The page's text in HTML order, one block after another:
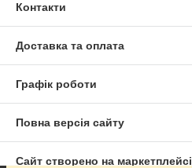
Контакти
Доставка та оплата
Графік роботи
Повна версія сайту
Сайт створено на маркетплейсі